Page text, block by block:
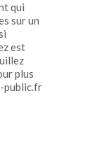
qui
sur un
est
plus
public.fr